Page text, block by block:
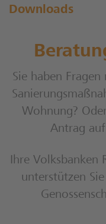
Downloads
Sie haben
Wohnung?
Antrag
Ihre Volksbanken
unterstützen